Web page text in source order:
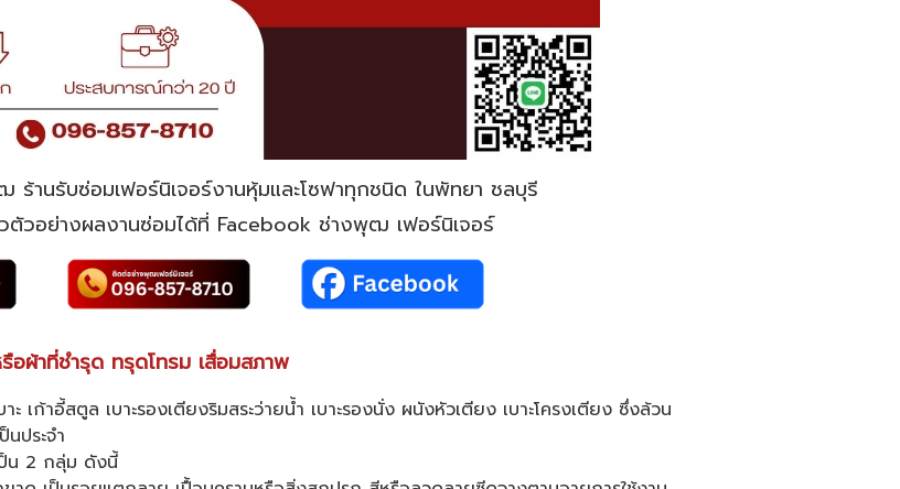
านรับซ่อมเฟอร์นิเจอร์งานหุ้มและโซฟาทุกชนิด ในพัทยา ชลบุรี
ตัวอย่างผลงานซ่อมได้ที่ Facebook ช่างพุฒ เฟอร์นิเจอร์
อผ้าที่ชำรุด ทรุดโทรม เสื่อมสภาพ
เก้าอี้สตูล เบาะรองเตียงริมสระว่ายน้ำ เบาะรองนั่ง ผนังหัวเตียง เบาะโครงเตียง ซึ่งล้วน
ประจำ
น 2 กลุ่ม ดังนี้